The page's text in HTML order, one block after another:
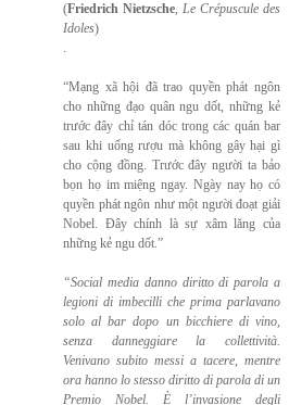
(Friedrich Nietzsche, Le Crépuscule des
Idoles)
.
“Mạng xã hội đã trao quyền phát ngôn
cho những đạo quân ngu dốt, những kẻ
trước đây chỉ tán dóc trong các quán bar
sau khi uống rượu mà không gây hại gì
cho cộng đồng. Trước đây người ta bảo
bọn họ im miệng ngay. Ngày nay họ có
quyền phát ngôn như một người đoạt giải
Nobel. Đây chính là sự xâm lăng của
những kẻ ngu dốt.”
“Social media danno diritto di parola a
legioni di imbecilli che prima parlavano
solo albar dopo un bicchiere di vino,
senza danneggiare la collettività.
Venivano subito messi a tacere, mentre
ora hanno lo stesso diritto di parola di un
Premio Nobel. È l’invasione degli